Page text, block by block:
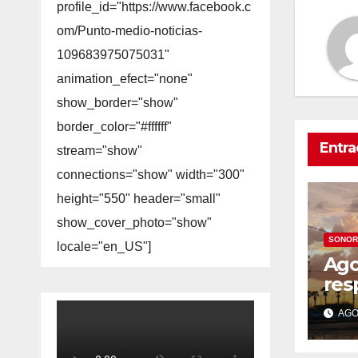
profile_id="https://www.facebook.c
om/Punto-medio-noticias-
109683975075031"
animation_efect="none"
show_border="show"
border_color="#ffffff"
stream="show"
connections="show" width="300"
height="550" header="small"
show_cover_photo="show"
locale="en_US"]